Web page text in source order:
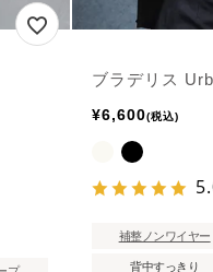
ブラデリス
¥6,600 税込
補整ノンワイヤー
背中すっきり